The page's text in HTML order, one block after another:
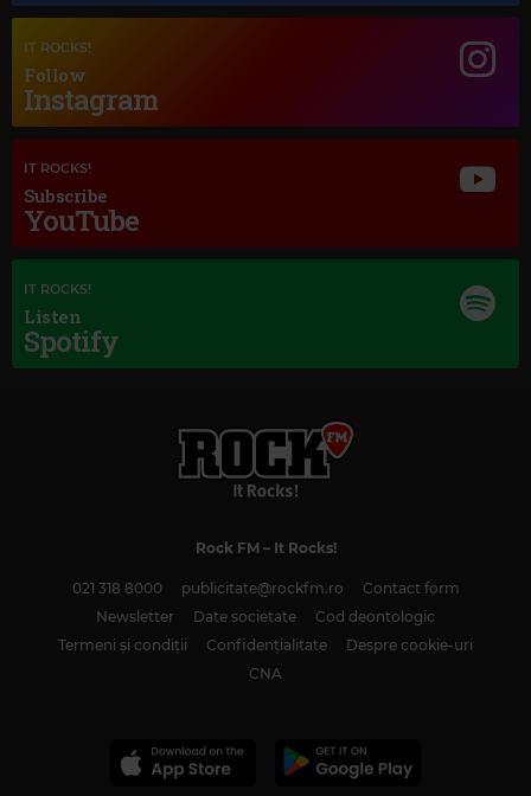
SERGEI PROKOFIEV
PROKOFIEV: ROMEO AND JULIET, OP. 64, ACT 1:
DANCE OF THE KNIGHTS
IT ROCKS!
Follow
Instagram
IT ROCKS!
Subscribe
YouTube
IT ROCKS!
Listen
Spotify
Rock FM– It Rocks!
021 318 8000 publicitate@rockfm.ro
Contact form
Newsletter
Date societate
Cod deontologic
Termeni și condiții
Confidențialitate
Despre cookie-uri
CNA